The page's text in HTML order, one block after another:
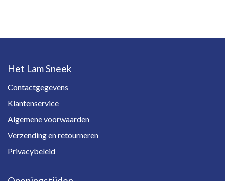
Het Lam Sneek
Contactgegevens
Klantenservice
Algemene voorwaarden
Verzending en retourneren
Privacybeleid